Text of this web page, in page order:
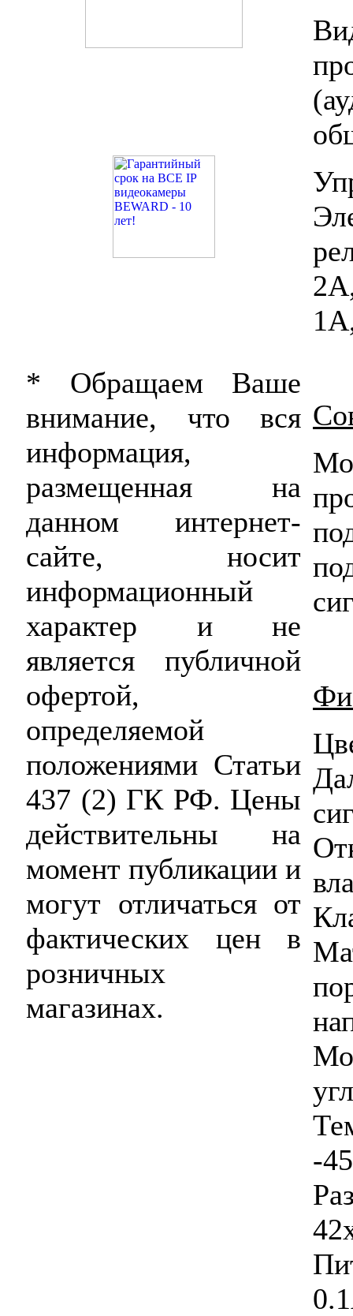
* Обращаем Ваше
внимание, что вся
информация,
размещенная на
данном интернет-
сайте, носит
информационный
характер и не
является публичной
офертой,
определяемой
положениями Статьи
437 (2) ГК РФ. Цены
действительны на
момент публикации и
могут отличаться от
фактических цен в
розничных
магазинах.
-